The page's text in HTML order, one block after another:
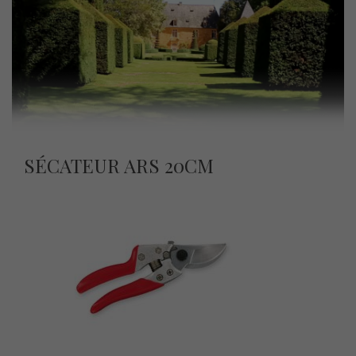
SÉCATEUR ARS 20CM